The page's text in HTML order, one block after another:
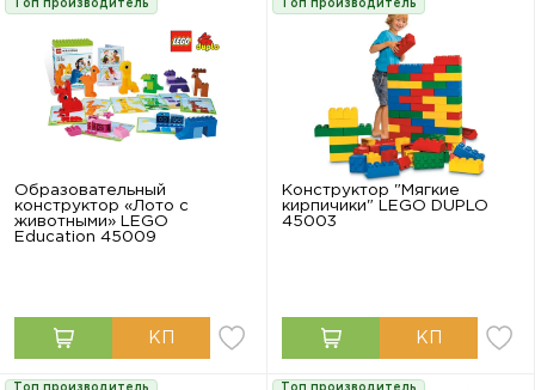
Топ производитель
Образовательный
конструктор «Лото с
животными» LEGO
Education 45009
Топ производитель
Конструктор "Мягкие
кирпичики" LEGO DUPLO
45003